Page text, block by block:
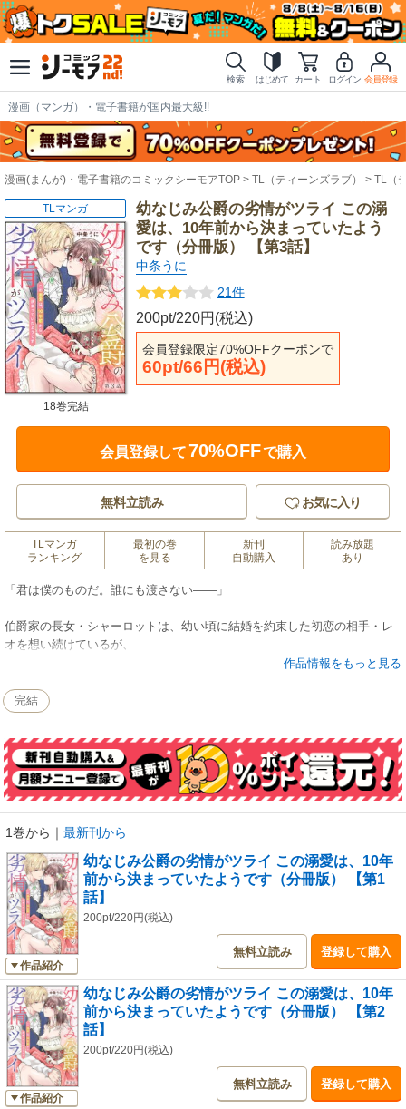
検索 はじめて カート ログイン 会員登録
漫画（マンガ）・電子書籍が国内最大級!!
漫画(まんが)・電子書籍のコミックシーモアTOP TL（ティーンズラブ） TL（
幼なじみ公爵の劣情がツライ この溺
愛は、10年前から決まっていたよう
です（分冊版） 【第3話】
中条うに
21件
200pt/220円(税込)
会員登録限定70%OFFクーポンで
60pt/66円(税込)
TLマンガ
18巻完結
会員登録して70%OFFで購入
無料立読み お気に入り
TLマンガ
ランキング
最初の巻
を見る
新刊
自動購入
読み放題
あり
「君は僕のものだ。誰にも渡さない――」
伯爵家の長女・シャーロットは、幼い頃に結婚を約束した初恋の相手・レ
オを想い続けているが、
国一の権力を持つ公爵家の若き当主となった彼とは分不相応…。
レオとの恋はもちろん、結婚も諦めて静かに暮らしていた。
しかしある日、突然継母から縁談を言いつけられる。
相手の男は年もかなり上で女たらしで有名だが、
シャーロットの家にとっては事業拡大のための政略結婚で……？
10年分の溺愛が止まらないシンデレラストーリー♪
※この作品は「無敵恋愛S*girl Anette Vol.98」に収録されております。重複
購入にご注意下さい。
作品情報をもっと見る
完結
1巻から ｜ 最新刊から
作品紹介
幼なじみ公爵の劣情がツライ この溺愛は、10年
前から決まっていたようです（分冊版） 【第1
話】
200pt/220円(税込)
無料立読み 登録して購入
作品紹介
幼なじみ公爵の劣情がツライ この溺愛は、10年
前から決まっていたようです（分冊版） 【第2
話】
200pt/220円(税込)
無料立読み 登録して購入